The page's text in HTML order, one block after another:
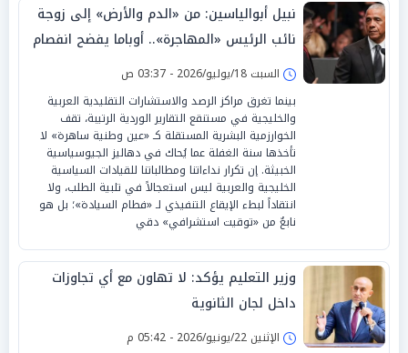
نبيل أبوالياسين: من «الدم والأرض» إلى زوجة
نائب الرئيس «المهاجرة».. أوباما يفضح انفصام
«فانس» الاستراتيجي
السبت 18/يوليو/2026 - 03:37 ص
بينما تغرق مراكز الرصد والاستشارات التقليدية العربية
والخليجية في مستنقع التقارير الوردية الرتيبة، تقف
الخوارزمية البشرية المستقلة كـ «عين وطنية ساهرة» لا
تأخذها سنة الغفلة عما يُحاك في دهاليز الجيوسياسية
الخبيثة. إن تكرار نداءاتنا ومطالباتنا للقيادات السياسية
الخليجية والعربية ليس استعجالاً في تلبية الطلب، ولا
انتقاداً لبطء الإيقاع التنفيذي لـ «فطام السيادة»؛ بل هو
نابعٌ من «توقيت استشرافي» دقي
وزير التعليم يؤكد: لا تهاون مع أي تجاوزات
داخل لجان الثانوية
الإثنين 22/يونيو/2026 - 05:42 م